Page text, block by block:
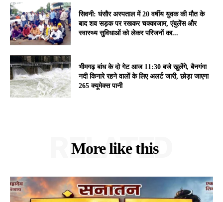
सिवनी: घंसौर अस्पताल में 20 वर्षीय युवक की मौत के
बाद शव सड़क पर रखकर चक्काजाम, एंबुलेंस और
स्वास्थ्य सुविधाओं को लेकर परिजनों का...
भीमगढ़ बांध के दो गेट आज 11:30 बजे खुलेंगे, बैनगंगा
नदी किनारे रहने वालों के लिए अलर्ट जारी, छोड़ा जाएगा
265 क्यूमेक्स पानी
More like this
RELATED